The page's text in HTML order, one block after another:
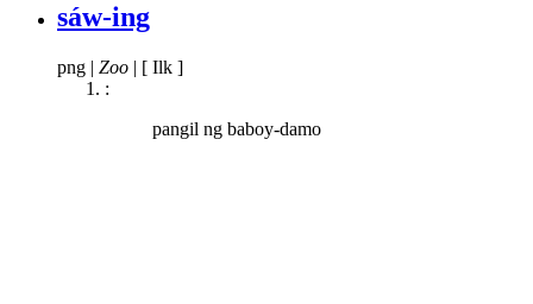
sáw-ing
png | Zoo | [ Ilk ]
:
pangil ng baboy-damo